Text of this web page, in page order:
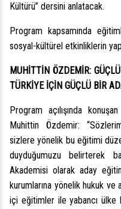
Kültürü” dersini anlatacak.
Program kapsamında
sosyal-kültürel etkinliklerin
MUHİTTİN ÖZDEMİR:
TÜRKİYE İÇİN GÜÇLÜ BİR
Program açılışında
Muhittin Özdemir:
sizlere yönelik bu eğitimi
duyduğumuzu belirterek
Akademisi olarak aday
kurumlarına yönelik hukuk
içi eğitimler ile yabancı ülke